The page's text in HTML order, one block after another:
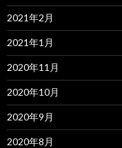
2021年2月
2021年1月
2020年11月
2020年10月
2020年9月
2020年8月